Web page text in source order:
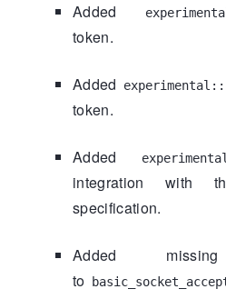
Added
token.
Added
token.
Added
integration with
specification.
Added
to